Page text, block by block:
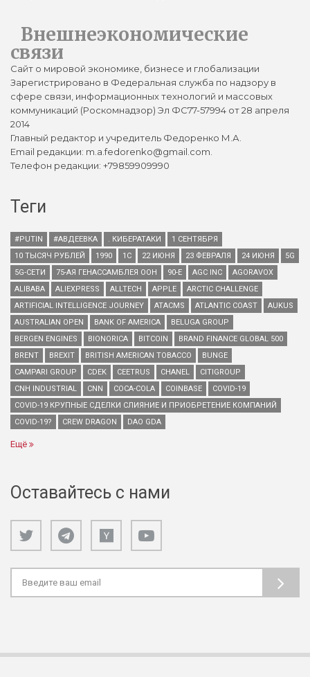
Внешнеэкономические
связи
Сайт о мировой экономике, бизнесе и глобализации
Зарегистрировано в Федеральная служба по надзору в
сфере связи, информационных технологий и массовых
коммуникаций (Роскомнадзор) Эл ФС77-57994 от 28 апреля
2014
Главный редактор и учредитель Федоренко М.А.
Email редакции: m.a.fedorenko@gmail.com.
Телефон редакции: +79859909990
Теги
#PUTIN #АВДЕЕВКА . КИБЕРАТАКИ
1 СЕНТЯБРЯ
10 ТЫСЯЧ РУБЛЕЙ
1990 1С 22 ИЮНЯ 23 ФЕВРАЛЯ 24 ИЮНЯ
5G
5G-СЕТИ
75-АЯ ГЕНАССАМБЛЕЯ ООН 90-Е AGC INC
AGORAVOX
ALIBABA
ALIEXPRESS ALLTECH APPLE
ARCTIC CHALLENGE
ARTIFICIAL INTELLIGENCE JOURNEY
ATACMS ATLANTIC COAST
AUKUS
AUSTRALIAN OPEN
BANK OF AMERICA
BELUGA GROUP
BERGEN ENGINES
BIONORICA BITCOIN
BRAND FINANCE GLOBAL 500
BRENT
BREXIT BRITISH AMERICAN TOBACCO
BUNGE
CAMPARI GROUP
CDEK CEETRUS CHANEL
CITIGROUP
CNH INDUSTRIAL
CNN COCA-COLA COINBASE
COVID-19
COVID-19 КРУПНЫЕ СДЕЛКИ СЛИЯНИЕ И ПРИОБРЕТЕНИЕ КОМПАНИЙ
COVID-19?
CREW DRAGON DAO GDA
Ещё
Оставайтесь с нами